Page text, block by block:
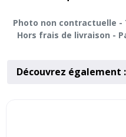
Photo non contractuelle -
Hors frais de livraison -
Découvrez également :